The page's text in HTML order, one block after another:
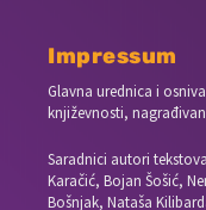
Impressum
Glavna urednica i
književnosti,
Saradnici autori
Karačić, Bojan Šošić,
Bošnjak, Nataša